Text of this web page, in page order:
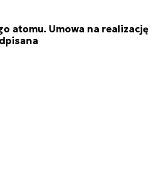
atomu. Umowa na realizację